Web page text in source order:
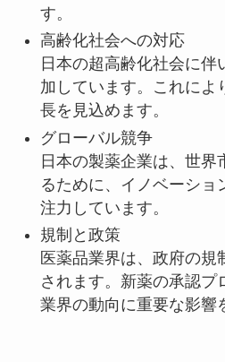
す。
高齢化社会への対応
日本の超高齢化社会に伴
加しています。これによ
長を見込めます。
グローバル競争
日本の製薬企業は、世界
るために、イノベーショ
注力しています。
規制と政策
医薬品業界は、政府の規
されます。新薬の承認プ
業界の動向に重要な影響